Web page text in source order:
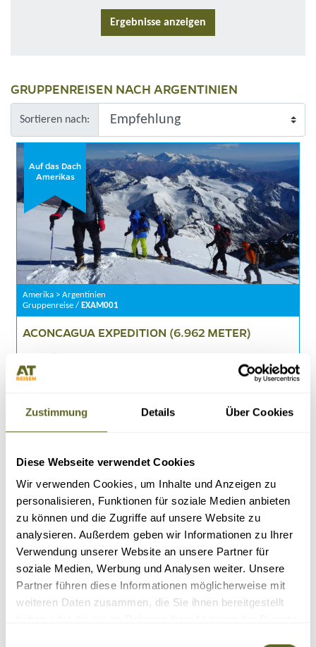
Zustimmung Details Über Cookies
Diese Webseite verwendet Cookies
Wir verwenden Cookies, um Inhalte und Anzeigen zu
personalisieren, Funktionen für soziale Medien anbieten
zu können und die Zugriffe auf unsere Website zu
analysieren. Außerdem geben wir Informationen zu Ihrer
Verwendung unserer Website an unsere Partner für
soziale Medien, Werbung und Analysen weiter. Unsere
Partner führen diese Informationen möglicherweise mit
weiteren Daten zusammen, die Sie ihnen bereitgestellt
GRUPPENREISEN NACH ARGENTINIEN
Sortieren nach:
Auf das Dach
Amerikas
Amerika > Argentinien
Gruppenreise / EXAM001
ACONCAGUA EXPEDITION (6.962 METER)
27.12.27 - 19.01.28
alle Termine
Professioneller AT-Expeditionsleiter und einheimisches Begleitteam
Optimale Akklimatisierung, einschließlich Besteigung des Cerro Bonete
5.195 Euro zzgl. Flug